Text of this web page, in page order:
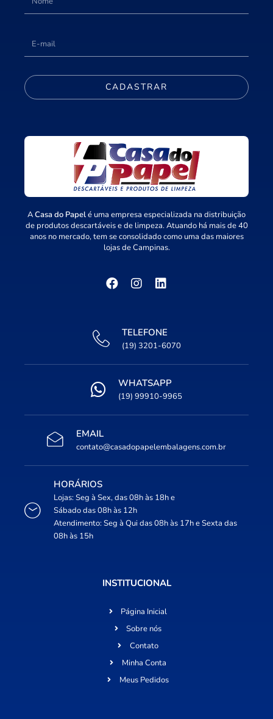
CADASTRAR
ACasa do Papelé uma empresa especializada na distribuição
de produtos descartáveis e de limpeza. Atuando há mais de 40
anos no mercado, tem se consolidado como uma das maiores
lojas de Campinas.
TELEFONE
(19) 3201-6070
WHATSAPP
(19) 99910-9965
EMAIL
contato@casadopapelembalagens.com.br
HORÁRIOS
Lojas: Seg à Sex, das 08h às 18h e
Sábado das 08h às 12h
Atendimento: Seg à Qui das 08h às 17h e Sexta das
08h às 15h
INSTITUCIONAL
Página Inicial
Sobre nós
Contato
Minha Conta
Meus Pedidos